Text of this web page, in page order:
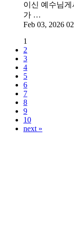
이신 예수님게
가 …
Feb 03, 2026
1
2
3
4
5
6
7
8
9
10
next »